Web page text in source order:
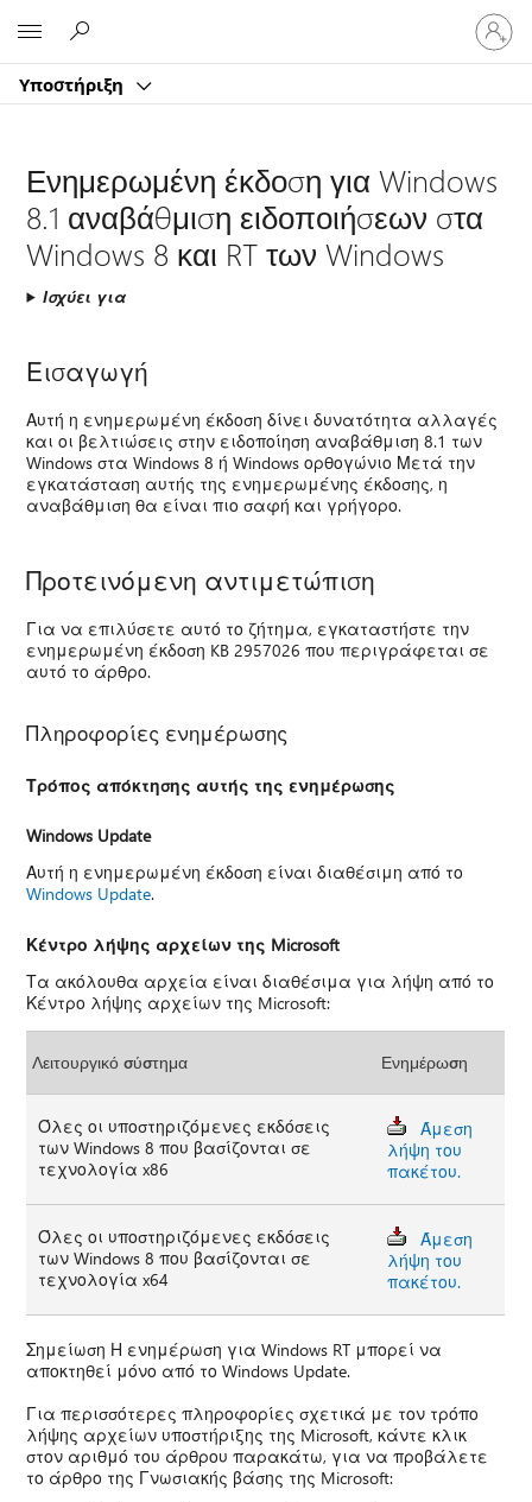
Υποστήριξη
Είσοδος
στον
Ενημερωμένη έκδοση για Windows
8.1 αναβάθμιση ειδοποιήσεων στα
Windows 8 και RT των Windows
Ισχύει για
Εισαγωγή
Αυτή η ενημερωμένη έκδοση δίνει δυνατότητα αλλαγές
και οι βελτιώσεις στην ειδοποίηση αναβάθμιση 8.1 των
Windows στα Windows 8 ή Windows ορθογώνιο Μετά την
εγκατάσταση αυτής της ενημερωμένης έκδοσης, η
αναβάθμιση θα είναι πιο σαφή και γρήγορο.
Προτεινόμενη αντιμετώπιση
Για να επιλύσετε αυτό το ζήτημα, εγκαταστήστε την
ενημερωμένη έκδοση KB 2957026 που περιγράφεται σε
αυτό το άρθρο.
Πληροφορίες ενημέρωσης
Τρόπος απόκτησης αυτής της ενημέρωσης
Windows Update
Αυτή η ενημερωμένη έκδοση είναι διαθέσιμη από το
Windows Update.
Κέντρο λήψης αρχείων της Microsoft
Τα ακόλουθα αρχεία είναι διαθέσιμα για λήψη από το
Κέντρο λήψης αρχείων της Microsoft:
Λειτουργικό σύστημα Ενημέρωση
Όλες οι υποστηριζόμενες εκδόσεις
των Windows 8 που βασίζονται σε
τεχνολογία x86
Άμεση
λήψη του
πακέτου.
Όλες οι υποστηριζόμενες εκδόσεις
των Windows 8 που βασίζονται σε
τεχνολογία x64
Άμεση
λήψη του
πακέτου.
Σημείωση Η ενημέρωση για Windows RT μπορεί να
αποκτηθεί μόνο από το Windows Update.
Για περισσότερες πληροφορίες σχετικά με τον τρόπο
λήψης αρχείων υποστήριξης της Microsoft, κάντε κλικ
στον αριθμό του άρθρου παρακάτω, για να προβάλετε
το άρθρο της Γνωσιακής βάσης της Microsoft: